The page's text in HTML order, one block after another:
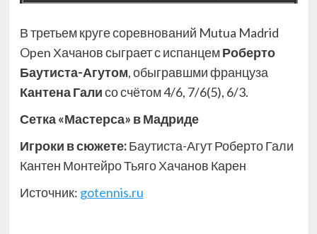
В третьем круге соревнований Mutua Madrid
Open Хачанов сыграет с испанцемРоберто
Баутиста-Агутом, обыгравшми француза
Кантена Галисо счётом 4/6, 7/6(5), 6/3.
Сетка «Мастерса» в Мадриде
Игроки в сюжете:Баутиста-Агут Роберто Гали
Кантен Монтейро Тьяго Хачанов Карен
Источник: gotennis.ru